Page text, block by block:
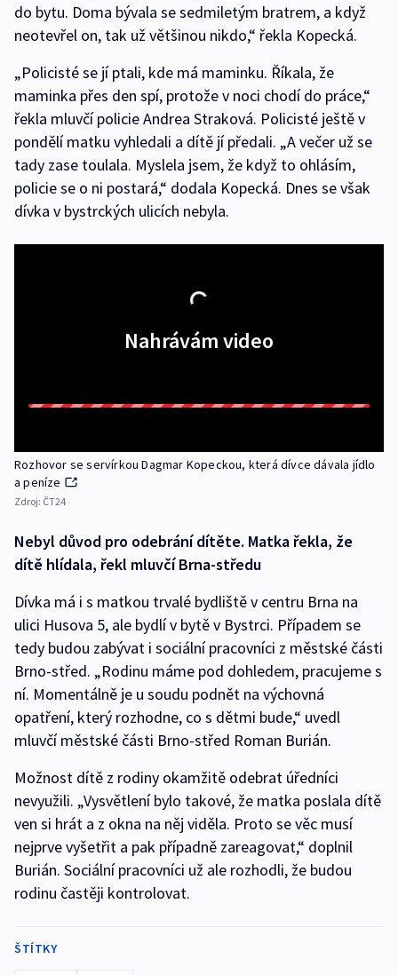
do bytu. Doma bývala se sedmiletým bratrem, a když
neotevřel on, tak už většinou nikdo,“ řekla Kopecká.
„Policisté se jí ptali, kde má maminku. Říkala, že
maminka přes den spí, protože v noci chodí do práce,“
řekla mluvčí policie Andrea Straková. Policisté ještě v
pondělí matku vyhledali a dítě jí předali. „A večer už se
tady zase toulala. Myslela jsem, že když to ohlásím,
policie se o ni postará,“ dodala Kopecká. Dnes se však
dívka v bystrckých ulicích nebyla.
Nahrávám video
Rozhovor se servírkou Dagmar Kopeckou, která dívce dávala jídlo
a peníze
Zdroj: ČT24
Nebyl důvod pro odebrání dítěte. Matka řekla, že
dítě hlídala, řekl mluvčí Brna-středu
Dívka má i s matkou trvalé bydliště v centru Brna na
ulici Husova 5, ale bydlí v bytě v Bystrci. Případem se
tedy budou zabývat i sociální pracovníci z městské části
Brno-střed. „Rodinu máme pod dohledem, pracujeme s
ní. Momentálně je u soudu podnět na výchovná
opatření, který rozhodne, co s dětmi bude,“ uvedl
mluvčí městské části Brno-střed Roman Burián.
Možnost dítě z rodiny okamžitě odebrat úředníci
nevyužili. „Vysvětlení bylo takové, že matka poslala dítě
ven si hrát a z okna na něj viděla. Proto se věc musí
nejprve vyšetřit a pak případně zareagovat,“ doplnil
Burián. Sociální pracovníci už ale rozhodli, že budou
rodinu častěji kontrolovat.
ŠTÍTKY